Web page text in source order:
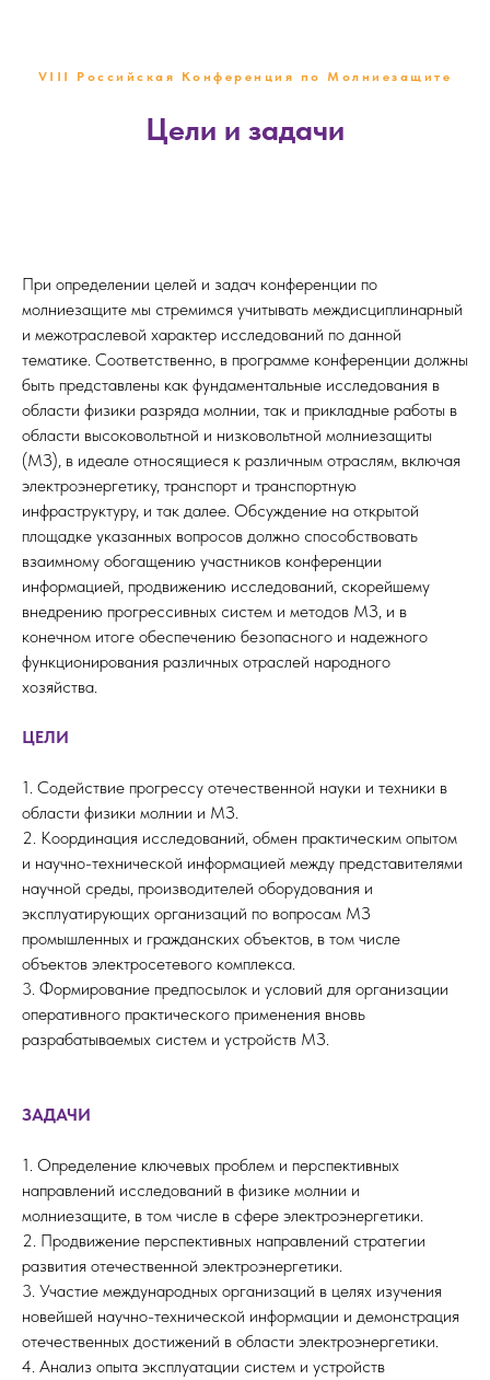
VIII Российская Конференция по Молниезащите
Цели и задачи
При определении целей и задач конференции по
молниезащите мы стремимся учитывать междисциплинарный
и межотраслевой характер исследований по данной
тематике. Соответственно, в программе конференции должны
быть представлены как фундаментальные исследования в
области физики разряда молнии, так и прикладные работы в
области высоковольтной и низковольтной молниезащиты
(МЗ), в идеале относящиеся к различным отраслям, включая
электроэнергетику, транспорт и транспортную
инфраструктуру, и так далее. Обсуждение на открытой
площадке указанных вопросов должно способствовать
взаимному обогащению участников конференции
информацией, продвижению исследований, скорейшему
внедрению прогрессивных систем и методов МЗ, и в
конечном итоге обеспечению безопасного и надежного
функционирования различных отраслей народного
хозяйства.
ЦЕЛИ
1. Содействие прогрессу отечественной науки и техники в
области физики молнии и МЗ.
2. Координация исследований, обмен практическим опытом
и научно-технической информацией между представителями
научной среды, производителей оборудования и
эксплуатирующих организаций по вопросам МЗ
промышленных и гражданских объектов, в том числе
объектов электросетевого комплекса.
3. Формирование предпосылок и условий для организации
оперативного практического применения вновь
разрабатываемых систем и устройств МЗ.
ЗАДАЧИ
1. Определение ключевых проблем и перспективных
направлений исследований в физике молнии и
молниезащите, в том числе в сфере электроэнергетики.
2. Продвижение перспективных направлений стратегии
развития отечественной электроэнергетики.
3. Участие международных организаций в целях изучения
новейшей научно-технической информации и демонстрация
отечественных достижений в области электроэнергетики.
4. Анализ опыта эксплуатации систем и устройств